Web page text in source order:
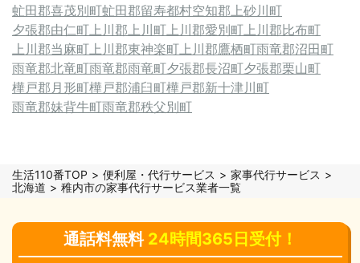
虻田郡喜茂別町虻田郡留寿都村空知郡上砂川町
夕張郡由仁町 上川郡上川町 上川郡愛別町 上川郡比布町
上川郡当麻町 上川郡東神楽町 上川郡鷹栖町雨竜郡沼田町
雨竜郡北竜町雨竜郡雨竜町夕張郡長沼町夕張郡栗山町
樺戸郡月形町樺戸郡浦臼町樺戸郡新十津川町
雨竜郡妹背牛町雨竜郡秩父別町
生活110番TOP 便利屋・代行サービス
家事代行サービス
北海道
稚内市の家事代行サービス業者一覧
通話料無料 24時間365日受付！